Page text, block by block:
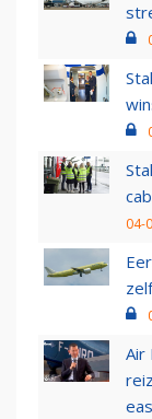
04-
Air